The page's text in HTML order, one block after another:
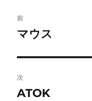
稿
ビ
ゲ
前
前
投
稿:
マウス
次
次
ATOK